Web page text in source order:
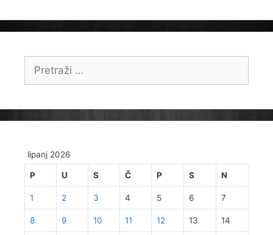
lipanj 2026
P U S Č P S N
1 2 3 4 5 6 7
8 9 10 11 12 13 14